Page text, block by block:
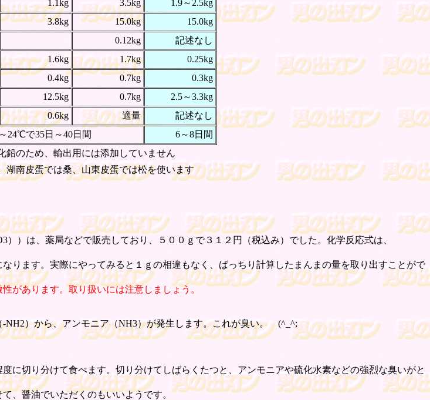
1.1kg 3.5kg
1.9～2.5kg
3.8kg 15.0kg
15.0kg
0.12kg
記述なし
1.6kg 1.7kg
0.25kg
0.4kg 0.7kg
0.3kg
12.5kg 0.7kg
2.5～3.3kg
0.6kg 適量
記述なし
24℃で35日～40日間
6～8日間
鉛のため、輸出用には添加していません
湖南皮蛋では桑、山東皮蛋では松を使います
）は、薬局などで販売しており、５００ｇで３１２円（税込み）でした。化学反応式は、
ります。実際にやってみると１ｇの相違もなく、ばっちり計算したまんまの量を取り出すことがで
があります。取り扱いには注意しましょう。
）から、アンモニア（NH3）が発生します。これが臭い。 (^_^;
切り分けて食べます。切り分けてしばらくたつと、アンモニアや硫化水素などの強烈な臭いがと
、醤油でいただくのもいいようです。